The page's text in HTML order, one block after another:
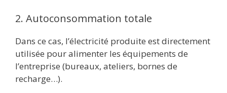
2. Autoconsommation totale
Dans ce cas, l’électricité produite est directement
utilisée pour alimenter les équipements de
l’entreprise (bureaux, ateliers, bornes de
recharge…).